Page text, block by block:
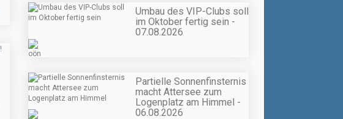
Umbau des VIP-Clubs soll
im Oktober fertig sein -
07.08.2026
Partielle Sonnenfinsternis
macht Attersee zum
Logenplatz am Himmel -
06.08.2026